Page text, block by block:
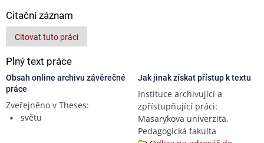
Citační záznam
Citovat tuto práci
Plný text práce
Obsah online archivu závěrečné
práce
Zveřejněno v Theses:
světu
Jak jinak získat přístup k textu
Instituce archivující a
zpřístupňující práci:
Masarykova univerzita,
Pedagogická fakulta